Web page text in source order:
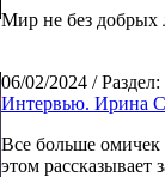
Мир не без добрых
06/02/2024 / Раздел:
Интервью. Ирина
Все больше омичек
этом